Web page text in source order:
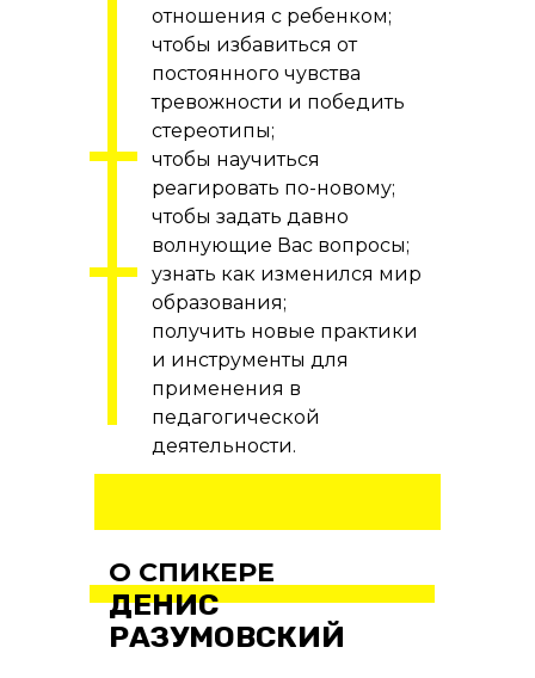
отношения с ребенком;
чтобы избавиться от
постоянного чувства
тревожности и победить
стереотипы;
чтобы научиться
реагировать по-новому;
чтобы задать давно
волнующие Вас вопросы;
узнать как изменился мир
образования;
получить новые практики
и инструменты для
применения в
педагогической
деятельности.
О СПИКЕРЕ
ДЕНИС
РАЗУМОВСКИЙ